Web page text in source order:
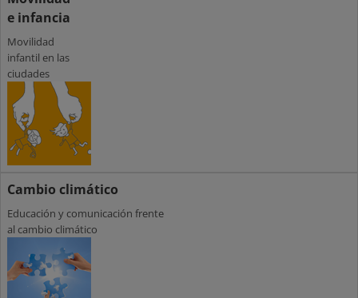
e infancia
Movilidad
infantil en las
ciudades
Cambio climático
Educación y comunicación frente
al cambio climático